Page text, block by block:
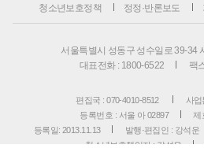
청소년보호정책 정정·반론보도
서울특별시 성동구 성수일로 39-34
대표전화 : 1800-6522
팩
편집국 : 070-4010-8512
사업
등록번호 : 서울 아 02897
제
등록일: 2013.11.13
발행·편집인 : 강석운
청소년보호책임자 : 강석운